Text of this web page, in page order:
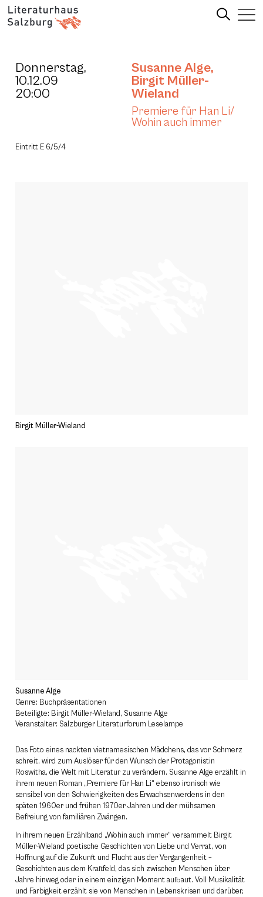
Donnerstag,
10.12.09
20:00
Susanne Alge,
Birgit Müller-
Wieland
Premiere für Han Li/
Wohin auch immer
Eintritt E 6/5/4
Birgit Müller-Wieland
Susanne Alge
Genre: Buchpräsentationen
Beteiligte: Birgit Müller-Wieland, Susanne Alge
Veranstalter: Salzburger Literaturforum Leselampe
Das Foto eines nackten vietnamesischen Mädchens, das vor Schmerz
schreit, wird zum Auslöser für den Wunsch der Protagonistin
Roswitha, die Welt mit Literatur zu verändern. Susanne Alge erzählt in
ihrem neuen Roman „Premiere für Han Li“ ebenso ironisch wie
sensibel von den Schwierigkeiten des Erwachsenwerdens in den
späten 1960er und frühen 1970er Jahren und der mühsamen
Befreiung von familiären Zwängen.
In ihrem neuen Erzählband „Wohin auch immer“ versammelt Birgit
Müller-Wieland poetische Geschichten von Liebe und Verrat, von
Hoffnung auf die Zukunft und Flucht aus der Vergangenheit –
Geschichten aus dem Kraftfeld, das sich zwischen Menschen über
Jahre hinweg oder in einem einzigen Moment aufbaut. Voll Musikalität
und Farbigkeit erzählt sie von Menschen in Lebenskrisen und darüber,